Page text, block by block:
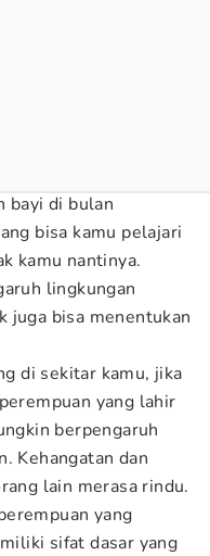
bayi di bulan
bisa kamu pelajari
kamu nantinya.
lingkungan
juga bisa menentukan
di sekitar kamu, jika
yang lahir
berpengaruh
Kehangatan dan
lain merasa rindu.
yang
sifat dasar yang